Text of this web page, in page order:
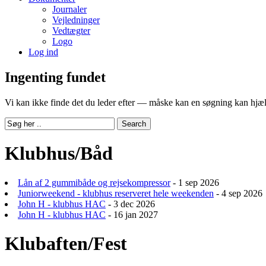
Journaler
Vejledninger
Vedtægter
Logo
Log ind
Ingenting fundet
Vi kan ikke finde det du leder efter — måske kan en søgning kan
Klubhus/Båd
Lån af 2 gummibåde og rejsekompressor- 1 sep 2026
Juniorweekend - klubhus reserveret hele weekenden - 4 sep 2026
John H - klubhus HAC - 3 dec 2026
John H - klubhus HAC - 16 jan 2027
Klubaften/Fest